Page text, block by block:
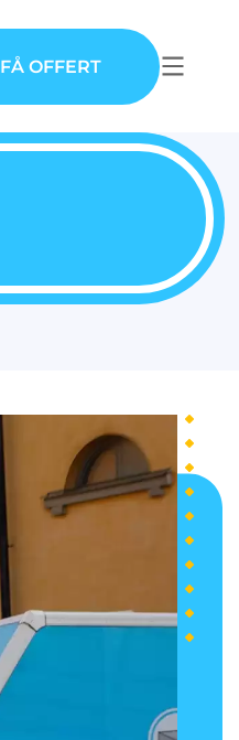
FÅ OFFERT